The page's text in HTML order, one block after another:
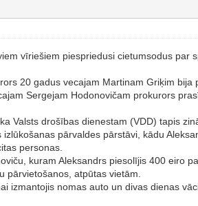
vīriešiem piespriedusi cietumsodus par
20 gadus vecajam Martinam Griķim
Sergejam Hodonovičam prokurors
Valsts drošības dienestam (VDD) tapis
izlūkošanas pārvaldes pārstāvi, kādu
personas.
kuram Aleksandrs piesolījis 400 eiro
pārvietošanos, atpūtas vietām.
izmantojis nomas auto un divas dienas